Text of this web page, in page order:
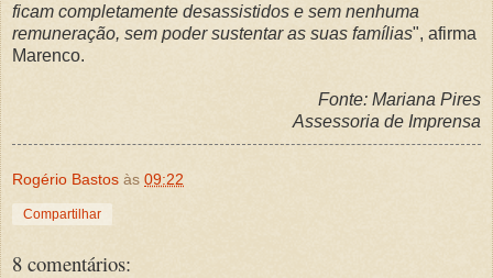
ficam completamente desassistidos e sem nenhuma
remuneração, sem poder sustentar as suas famílias", afirma
Marenco.
Fonte: Mariana Pires
Assessoria de Imprensa
Rogério Bastos às 09:22
Compartilhar
8 comentários: